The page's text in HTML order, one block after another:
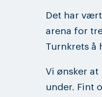
Det har
arena for
Turnkrets å
Vi ønsker
under. Fint